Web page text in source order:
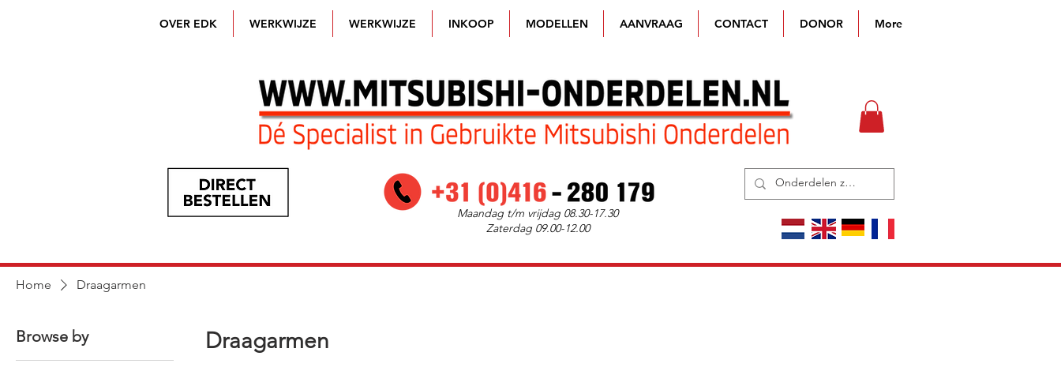
OVER EDK WERKWIJZE WERKWIJZE INKOOP MODELLEN AANVRAAG CONTACT DONOR More
Maandag t/m vrijdag 08.30-17.30
Zaterdag 09.00-12.00
Home Draagarmen
Browse by Draagarmen